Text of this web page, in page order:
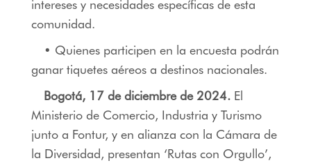
intereses y necesidades específicas de esta
comunidad.
• Quienes participen en la encuesta podrán
ganar tiquetes aéreos a destinos nacionales.
Bogotá, 17 de diciembre de 2024.El
Ministerio de Comercio, Industria y Turismo
junto a Fontur, y en alianza con la Cámara de
la Diversidad, presentan ‘Rutas con Orgullo’,